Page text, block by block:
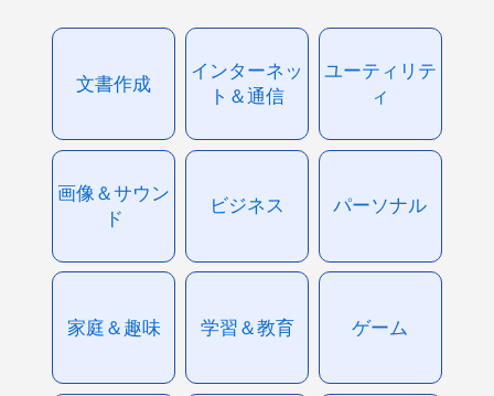
文書作成
インターネッ
ト＆通信
ユーティリテ
ィ
画像＆サウン
ド
ビジネス パーソナル
家庭＆趣味 学習＆教育 ゲーム